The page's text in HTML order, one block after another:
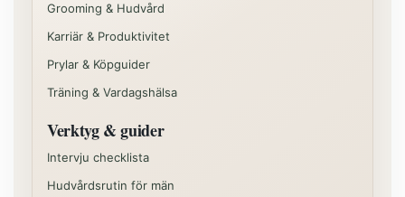
Grooming & Hudvård
Karriär & Produktivitet
Prylar & Köpguider
Träning & Vardagshälsa
Verktyg & guider
Intervju checklista
Hudvårdsrutin för män